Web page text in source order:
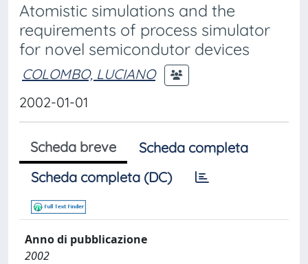
Atomistic simulations and the
requirements of process simulator
for novel semicondutor devices
COLOMBO, LUCIANO
2002-01-01
Scheda breve
Scheda completa
Scheda completa (DC)
Anno di pubblicazione
2002